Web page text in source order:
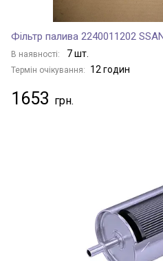
Фільтр палива 2240011202
В наявності: 7 шт.
Термін очікування: 12 годин
1653